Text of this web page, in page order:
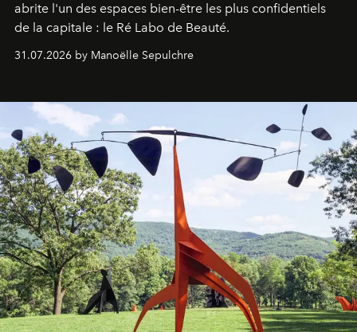
abrite l'un des espaces bien-être les plus confidentiels
de la capitale : le Ré Labo de Beauté.
31.07.2026 by Manoëlle Sepulchre